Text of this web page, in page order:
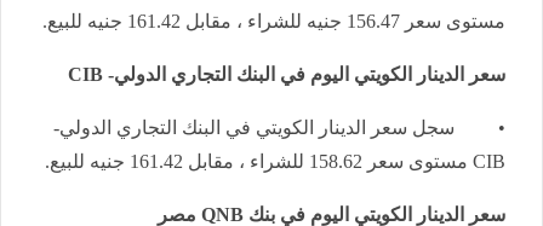
مستوى سعر 156.47 جنيه للشراء ، مقابل 161.42 جنيه للبيع.
سعر الدينار الكويتي اليوم في البنك التجاري الدولي-
• سجل سعر الدينار الكويتي في البنك التجاري الدولي-
CIB مستوى سعر 158.62 للشراء ، مقابل 161.42 جنيه للبيع.
سعر الدينار الكويتي اليوم في بنك مصر